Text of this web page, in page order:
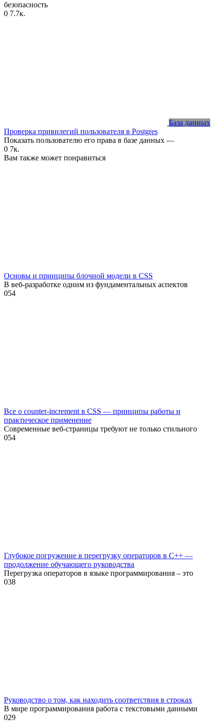
безопасность
0 7.7к.
База данных
Проверка привилегий пользователя в Postgres
Показать пользователю его права в базе данных —
0 7к.
Вам также может понравиться
Основы и принципы блочной модели в CSS
В веб-разработке одним из фундаментальных аспектов
054
Все о counter-increment в CSS — принципы работы и
практическое применение
Современные веб-страницы требуют не только стильного
054
Глубокое погружение в перегрузку операторов в C++ —
продолжение обучающего руководства
Перегрузка операторов в языке программирования – это
038
Руководство о том, как находить соответствия в строках
В мире программирования работа с текстовыми данными
029